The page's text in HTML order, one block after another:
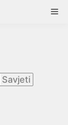
Savjeti